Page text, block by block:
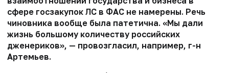
сфере госзакупок ЛС в ФАС не намерены. Речь
чиновника вообще была патетична. «Мы дали
жизнь большому количеству российских
дженериков», — провозгласил, например, г-н
Артемьев.